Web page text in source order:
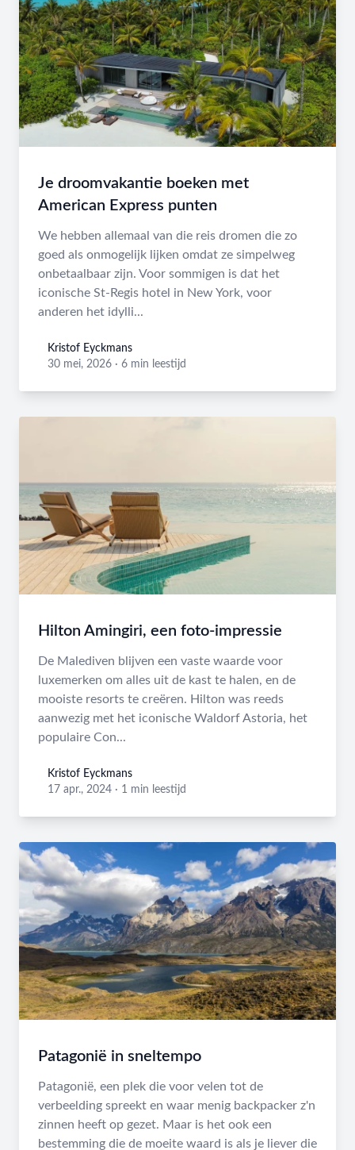
Je droomvakantie boeken met
American Express punten
We hebben allemaal van die reis dromen die zo
goed als onmogelijk lijken omdat ze simpelweg
onbetaalbaar zijn. Voor sommigen is dat het
iconische St-Regis hotel in New York, voor
anderen het idylli...
Kristof Eyckmans
Kristof Eyckmans
30 mei, 2026 · 6 min leestijd
Hilton Amingiri, een foto-impressie
De Malediven blijven een vaste waarde voor
luxemerken om alles uit de kast te halen, en de
mooiste resorts te creëren. Hilton was reeds
aanwezig met het iconische Waldorf Astoria, het
populaire Con...
Kristof Eyckmans
Kristof Eyckmans
17 apr., 2024 · 1 min leestijd
Patagonië in sneltempo
Patagonië, een plek die voor velen tot de
verbeelding spreekt en waar menig backpacker z'n
zinnen heeft op gezet. Maar is het ook een
bestemming die de moeite waard is als je liever die